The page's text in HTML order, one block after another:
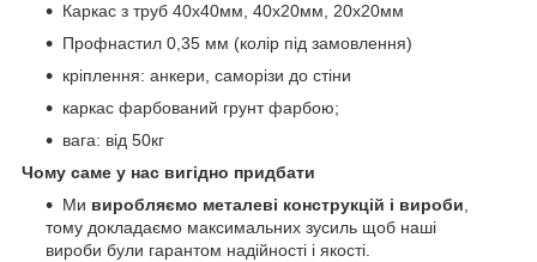
Каркас з труб 40х40мм, 40х20мм, 20х20мм
Профнастил 0,35 мм (колір під замовлення)
кріплення: анкери, саморізи до стіни
каркас фарбований грунт фарбою;
вага: від 50кг
Чому саме у нас вигідно придбати
Ми виробляємо металеві конструкцій і вироби,
тому докладаємо максимальних зусиль щоб наші
вироби були гарантом надійності і якості.